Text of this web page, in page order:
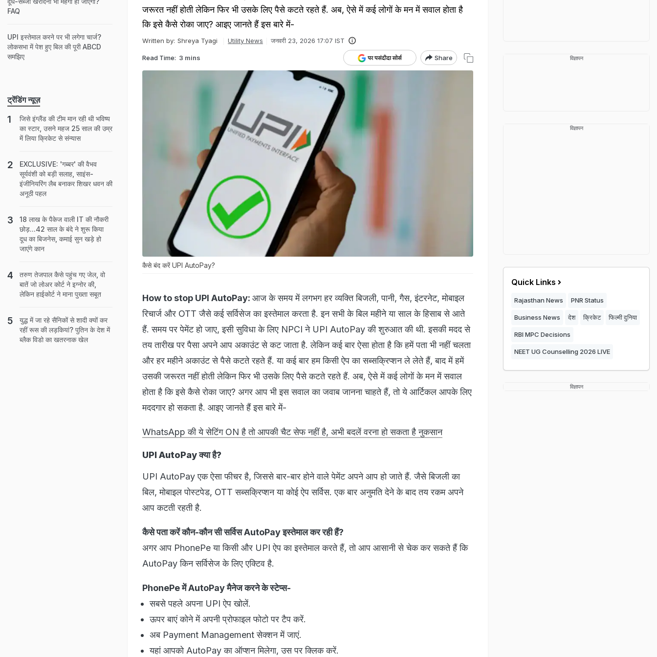
जरूरत नहीं होती लेकिन फिर भी उसके लिए पैसे कटते रहते हैं. अब, ऐसे में कई लोगों के मन में सवाल होता है
कि इसे कैसे रोका जाए? आइए जानते हैं इस बारे में-
Written by: Shreya Tyagi Utility News जनवरी 23, 2026 17:07 IST
Read Time: 3 mins Share
कैसे बंद करें UPI AutoPay?
How to stop UPI AutoPay: आज के समय में लगभग हर व्यक्ति बिजली, पानी, गैस, इंटरनेट, मोबाइल
रिचार्ज और OTT जैसे कई सर्विसेज का इस्तेमाल करता है. इन सभी के बिल महीने या साल के हिसाब से आते
हैं. समय पर पेमेंट हो जाए, इसी सुविधा के लिए NPCI ने UPI AutoPay की शुरुआत की थी. इसकी मदद से
तय तारीख पर पैसा अपने आप अकाउंट से कट जाता है. लेकिन कई बार ऐसा होता है कि हमें पता भी नहीं चलता
और हर महीने अकाउंट से पैसे कटते रहते हैं. या कई बार हम किसी ऐप का सब्सक्रिप्शन ले लेते हैं, बाद में हमें
उसकी जरूरत नहीं होती लेकिन फिर भी उसके लिए पैसे कटते रहते हैं. अब, ऐसे में कई लोगों के मन में सवाल
होता है कि इसे कैसे रोका जाए? अगर आप भी इस सवाल का जवाब जानना चाहते हैं, तो ये आर्टिकल आपके लिए
मददगार हो सकता है. आइए जानते हैं इस बारे में-
WhatsApp की ये सेटिंग ON है तो आपकी चैट सेफ नहीं है, अभी बदलें वरना हो सकता है नुकसान
UPI AutoPay क्या है?
UPI AutoPay एक ऐसा फीचर है, जिससे बार-बार होने वाले पेमेंट अपने आप हो जाते हैं. जैसे बिजली का
बिल, मोबाइल पोस्टपेड, OTT सब्सक्रिप्शन या कोई ऐप सर्विस. एक बार अनुमति देने के बाद तय रकम अपने
आप कटती रहती है.
कैसे पता करें कौन-कौन सी सर्विस AutoPay इस्तेमाल कर रही हैं?
अगर आप PhonePe या किसी और UPI ऐप का इस्तेमाल करते हैं, तो आप आसानी से चेक कर सकते हैं कि
AutoPay किन सर्विसेज के लिए एक्टिव है.
PhonePe में AutoPay मैनेज करने के स्टेप्स-
सबसे पहले अपना UPI ऐप खोलें.
ऊपर बाएं कोने में अपनी प्रोफाइल फोटो पर टैप करें.
अब Payment Management सेक्शन में जाएं.
यहां आपको AutoPay का ऑप्शन मिलेगा, उस पर क्लिक करें.
FAQ
UPI इस्तेमाल करने पर भी लगेगा चार्ज?
लोकसभा में पेश हुए बिल की पूरी ABCD
समझिए
ट्रेंडिंग न्यूज़
जिसे इंग्लैंड की टीम मान रही थी भविष्य
का स्टार, उसने महज 25 साल की उम्र
में लिया क्रिकेट से संन्यास
EXCLUSIVE: 'गब्बर' की वैभव
सूर्यवंशी को बड़ी सलाह, साइंस-
इंजीनियरिंग लैब बनाकर शिखर धवन की
अनूठी पहल
18 लाख के पैकेज वाली IT की नौकरी
छोड़...42 साल के बंदे ने शुरू किया
दूध का बिजनेस, कमाई सुन खड़े हो
जाएंगे कान
तरुण तेजपाल कैसे पहुंच गए जेल, वो
बातें जो लोअर कोर्ट ने इग्नोर की,
लेकिन हाईकोर्ट ने माना पुख्ता सबूत
युद्ध में जा रहे सैनिकों से शादी क्यों कर
रहीं रूस की लड़कियां? पुतिन के देश में
ब्लैक विडो का खतरनाक खेल
विज्ञापन
विज्ञापन
Quick Links
Rajasthan News PNR Status
Business News देश क्रिकेट फिल्मी दुनिया
RBI MPC Decisions
NEET UG Counselling 2026 LIVE
विज्ञापन